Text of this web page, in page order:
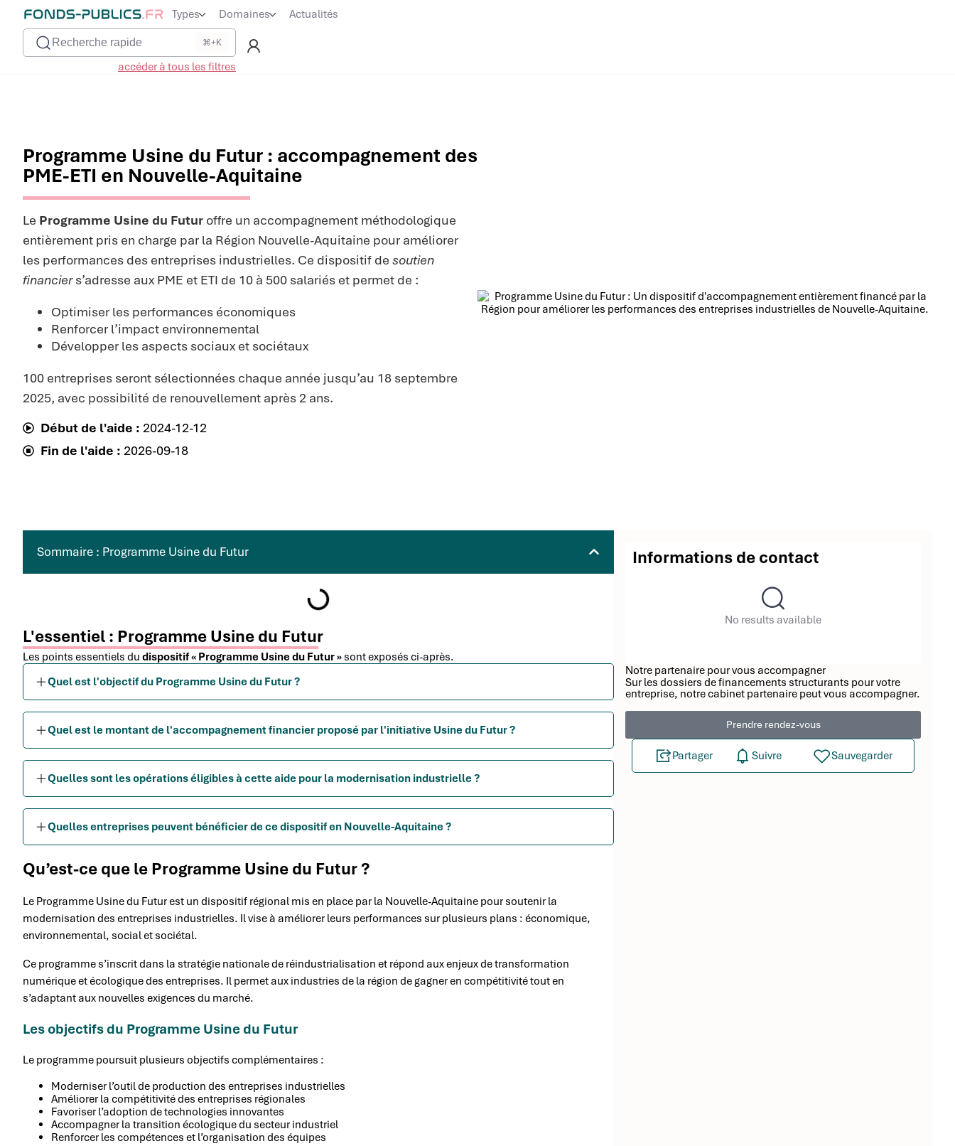
Types Domaines Actualités
Recherche rapide ⌘+K
accéder à tous les filtres
Programme Usine du Futur : accompagnement des
PME-ETI en Nouvelle-Aquitaine
Le Programme Usine du Futur offre un accompagnement méthodologique
entièrement pris en charge par la Région Nouvelle-Aquitaine pour améliorer
les performances des entreprises industrielles. Ce dispositif de soutien
financiers’adresse aux PME et ETI de 10 à 500 salariés et permet de :
Optimiser les performances économiques
Renforcer l’impact environnemental
Développer les aspects sociaux et sociétaux
100 entreprises seront sélectionnées chaque année jusqu’au 18 septembre
2025, avec possibilité de renouvellement après 2 ans.
Début de l'aide : 2024-12-12
Fin de l'aide : 2026-09-18
Sommaire : Programme Usine du Futur
L'essentiel : Programme Usine du Futur
Les points essentiels du dispositif « Programme Usine du Futur » sont exposés ci-après.
Quel est l'objectif du Programme Usine du Futur ?
Quel est le montant de l'accompagnement financier proposé par l'initiative Usine du Futur ?
Quelles sont les opérations éligibles à cette aide pour la modernisation industrielle ?
Quelles entreprises peuvent bénéficier de ce dispositif en Nouvelle-Aquitaine ?
Qu’est-ce que le Programme Usine du Futur ?
Le Programme Usine du Futur est un dispositif régional mis en place par la Nouvelle-Aquitaine pour soutenir la
modernisation des entreprises industrielles. Il vise à améliorer leurs performances sur plusieurs plans : économique,
environnemental, social et sociétal.
Ce programme s’inscrit dans la stratégie nationale de réindustrialisation et répond aux enjeux de transformation
numérique et écologique des entreprises. Il permet aux industries de la région de gagner en compétitivité tout en
s’adaptant aux nouvelles exigences du marché.
Les objectifs du Programme Usine du Futur
Le programme poursuit plusieurs objectifs complémentaires :
Moderniser l’outil de production des entreprises industrielles
Améliorer la compétitivité des entreprises régionales
Favoriser l’adoption de technologies innovantes
Accompagner la transition écologique du secteur industriel
Renforcer les compétences et l’organisation des équipes
Informations de contact
No results available
Notre partenaire pour vous accompagner
Sur les dossiers de financements structurants pour votre
entreprise, notre cabinet partenaire peut vous accompagner.
Prendre rendez-vous
Partager Suivre Sauvegarder